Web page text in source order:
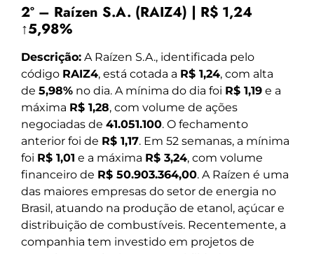
2º – Raízen S.A. (RAIZ4) | R$ 1,24
↑5,98%
Descrição: A Raízen S.A., identificada pelo
código RAIZ4, está cotada a R$ 1,24, com alta
de 5,98% no dia. A mínima do dia foi R$ 1,19 e a
máxima R$ 1,28, com volume de ações
negociadas de 41.051.100. O fechamento
anterior foi de R$ 1,17. Em 52 semanas, a mínima
foi R$ 1,01 e a máxima R$ 3,24, com volume
financeiro de R$ 50.903.364,00. A Raízen é uma
das maiores empresas do setor de energia no
Brasil, atuando na produção de etanol, açúcar e
distribuição de combustíveis. Recentemente, a
companhia tem investido em projetos de